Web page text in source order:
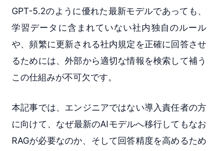
GPT-5.2のように優れた最新モデルであっても、
学習データに含まれていない社内独自のルール
や、頻繁に更新される社内規定を正確に回答させ
るためには、外部から適切な情報を検索して補う
この仕組みが不可欠です。
本記事では、エンジニアではない導入責任者の方
に向けて、なぜ最新のAIモデルへ移行してもなお
RAGが必要なのか、そして回答精度を高めるため